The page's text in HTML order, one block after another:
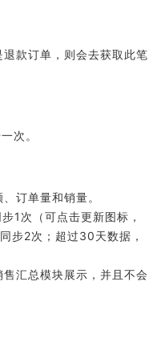
款订单，则会去获取此笔
次。
订单量和销量。
1次（可点击更新图标，
步2次；超过30天数据，
汇总模块展示，并且不会